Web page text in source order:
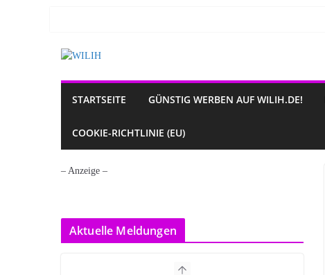
STARTSEITE GÜNSTIG WERBEN AUF WILIH.DE!
COOKIE-RICHTLINIE (EU)
– Anzeige –
Aktuelle Meldungen